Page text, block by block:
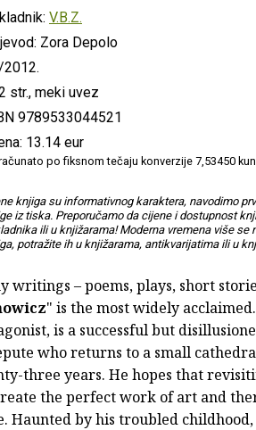
V.B.Z.
Zora Depolo
str., meki uvez
9789533044521
13.14 eur
po fiksnom tečaju konverzije 7,53450
knjiga su informativnog karaktera, navodimo
iz tiska. Preporučamo da cijene i dostupnost
ili u knjižarama! Moderna vremena više se
potražite ih u knjižarama, antikvarijatima ili u
writings – poems, plays, short
" is the most widely acclaimed.
is a successful but
who returns to a small
three years. He hopes that
the perfect work of art and
Haunted by his troubled